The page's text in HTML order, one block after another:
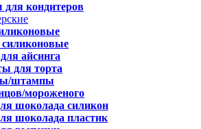
кондитеров
айсинга
для торта
штампы
мороженого
шоколада силикон
шоколада пластик